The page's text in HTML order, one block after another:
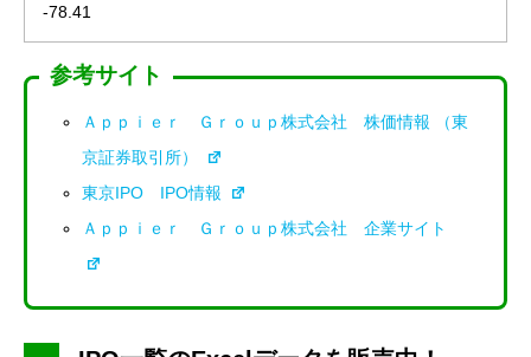
-78.41
参考サイト
Ａｐｐｉｅｒ Ｇｒｏｕｐ株式会社 株価情報 （東
京証券取引所）
東京IPO IPO情報
Ａｐｐｉｅｒ Ｇｒｏｕｐ株式会社 企業サイト